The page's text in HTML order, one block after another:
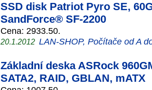
SSD disk Patriot Pyro SE,
SandForce® SF-2200
Cena: 2933.50.
20.1.2012 LAN-SHOP, Počítače od A
Základní deska ASRock
SATA2, RAID, GBLAN, mATX